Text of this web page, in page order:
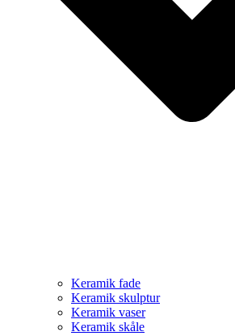
Keramik fade
Keramik skulptur
Keramik vaser
Keramik skåle